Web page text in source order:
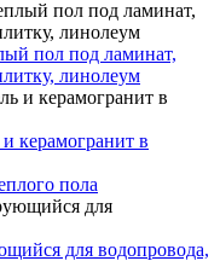
пол под ламинат,
линолеум
керамогранит в
пола
для водопровода,